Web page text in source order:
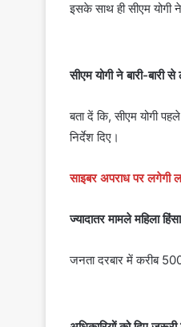
इसके साथ ही सीएम योगी
सीएम योगी ने बारी-बारी
बता दें कि, सीएम योगी
निर्देश दिए।
साइबर अपराध पर लगेगी
ज्यादातर मामले महिला
जनता दरबार में करीब